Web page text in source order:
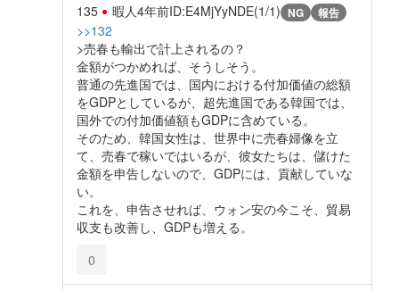
135 暇人4年前ID:E4MjYyNDE(1/1) NG 報告
>>132
>売春も輸出で計上されるの？
金額がつかめれば、そうしそう。
普通の先進国では、国内における付加価値の総額
をGDPとしているが、超先進国である韓国では、
国外での付加価値額もGDPに含めている。
そのため、韓国女性は、世界中に売春婦像を立
て、売春で稼いではいるが、彼女たちは、儲けた
金額を申告しないので、GDPには、貢献していな
い。
これを、申告させれば、ウォン安の今こそ、貿易
収支も改善し、GDPも増える。
0